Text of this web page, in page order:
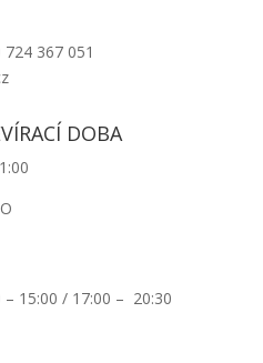
367 051
DOBA
15:00 / 17:00 – 20:30